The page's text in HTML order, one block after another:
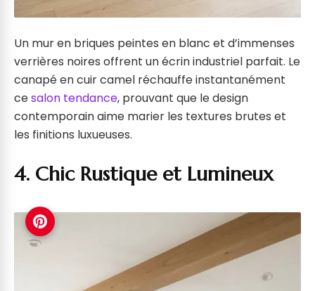
Un mur en briques peintes en blanc et d’immenses
verrières noires offrent un écrin industriel parfait. Le
canapé en cuir camel réchauffe instantanément
cesalon tendance, prouvant que le design
contemporain aime marier les textures brutes et
les finitions luxueuses.
4. Chic Rustique et Lumineux